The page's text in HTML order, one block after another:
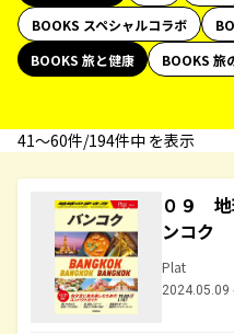
BOOKS スペシャルコラボ
BOOKS 旅と健康
BOOKS 旅
41〜60件/194件中 を表示
０９
ンコク
Plat
2024.05.09